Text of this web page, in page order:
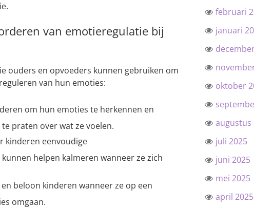
van emotieregulatie bij
ouders en opvoeders kunnen gebruiken om
van hun emoties:
om hun emoties te herkennen en
praten over wat ze voelen.
kinderen eenvoudige
helpen kalmeren wanneer ze zich
en beloon kinderen wanneer ze op een
omgaan.
februari
januari
oktober
augustus
juli 2025
juni 2025
mei 2025
april 2025